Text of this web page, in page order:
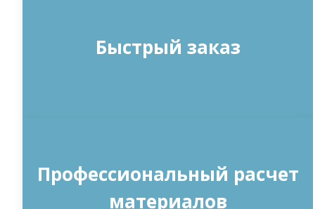
Быстрый заказ
Профессиональный расчет
материалов